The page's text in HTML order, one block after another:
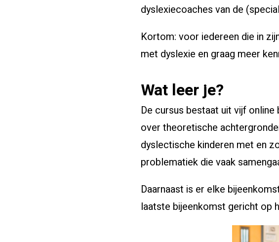
dyslexiecoaches van de
Kortom: voor iedereen die in
met dyslexie en graag meer
Wat leer je?
De cursus bestaat uit vijf
over theoretische
dyslectische kinderen met en
problematiek die vaak
Daarnaast is er elke
laatste bijeenkomst gericht op